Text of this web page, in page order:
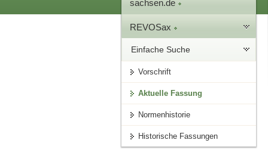
sachsen.de
REVOSax
Einfache Suche
Vorschrift
Aktuelle Fassung
Normenhistorie
Historische Fassungen